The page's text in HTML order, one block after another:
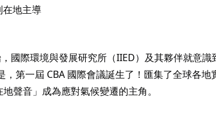
在地主導
國際環境與發展研究所（IIED）及其夥伴就意
，第一屆 CBA 國際會議誕生了！匯集了全球各
聲音」成為應對氣候變遷的主角。